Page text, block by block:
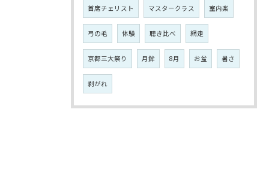
首席チェリスト マスタークラス 室内楽
弓の毛 体験 聴き比べ 網走
京都三大祭り 月鉾 8月 お盆 暑さ
剥がれ